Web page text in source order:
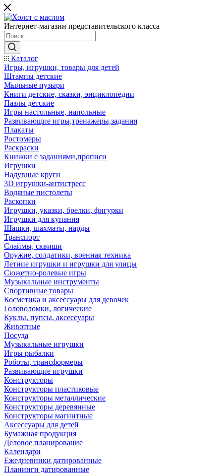
Интернет-магазин представительского класса
Каталог
Игры, игрушки, товары для детей
Штампы детские
Мыльные пузыри
Книги детские, сказки, энциклопедии
Пазлы детские
Игры настольные, напольные
Развивающие игры,тренажеры,задания
Плакаты
Ростомеры
Раскраски
Книжки с заданиями,прописи
Игрушки
Надувные круги
3D игрушки-антистресс
Водяные пистолеты
Раскопки
Игрушки, указки, брелки, фигурки
Игрушки для купания
Шашки, шахматы, нарды
Транспорт
Слаймы, сквиши
Оружие, солдатики, военная техника
Летние игрушки и игрушки для улицы
Сюжетно-ролевые игры
Музыкальные инструменты
Спортивные товары
Косметика и аксессуары для девочек
Головоломки, логические
Куклы, пупсы, аксессуары
Животные
Посуда
Музыкальные игрушки
Игры рыбалки
Роботы, трансформеры
Развивающие игрушки
Конструкторы
Конструкторы пластиковые
Конструкторы металлические
Конструкторы деревянные
Конструкторы магнитные
Аксессуары для детей
Бумажная продукция
Деловое планирование
Календари
Ежедневники датированные
Планинги датированные